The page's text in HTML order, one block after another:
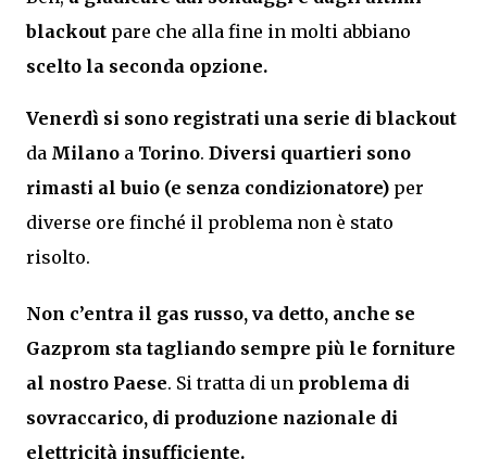
blackout pare che alla fine in molti abbiano
scelto la seconda opzione.
Venerdì si sono registrati una serie di blackout
da Milano a Torino. Diversi quartieri sono
rimasti al buio (e senza condizionatore) per
diverse ore finché il problema non è stato
risolto.
Non c’entra il gas russo, va detto, anche se
Gazprom sta tagliando sempre più le forniture
al nostro Paese. Si tratta di un problema di
sovraccarico, di produzione nazionale di
elettricità insufficiente.